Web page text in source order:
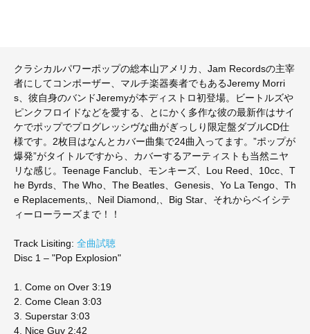
クラシカルパワーポップの総本山アメリカ、Jam Recordsの主宰
者にしてコンポーザー、マルチ楽器奏者でもあるJeremy Morri
s、彼自身のバンドJeremyが本ディストロ初登場。ビートルズや
ピンクフロイドなどを愛する、とにかく多作な彼の最新作はサイ
ケでポップでプログレッシヴな曲がぎっしり限定盤ダブルCD仕
様です。2枚目はなんとカバー曲集で24曲入ってます。”ポップが
爆発”がタイトルですから、カバーするアーティストも当然ニヤ
リな感じ。Teenage Fanclub、モンキーズ、Lou Reed、10cc、T
he Byrds、The Who、The Beatles、Genesis、Yo La Tengo、Th
e Replacements,、Neil Diamond,、Big Star、それからベイシテ
ィーローラーズまで！！
Track Lisiting: 全曲試聴
Disc 1 – "Pop Explosion"
1. Come on Over 3:19
2. Come Clean 3:03
3. Superstar 3:03
4. Nice Guy 2:42